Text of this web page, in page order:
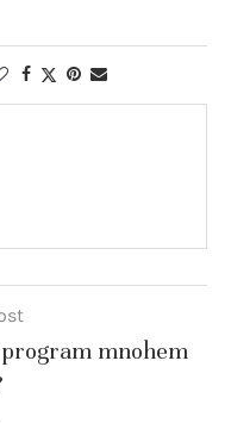
mnohem